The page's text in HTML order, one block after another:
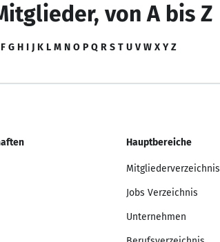
von A bis Z
F G H I J K L M N O P Q R S T U V W X Y Z
Hauptbereiche
Mitgliederverzeichnis
Jobs Verzeichnis
Unternehmen